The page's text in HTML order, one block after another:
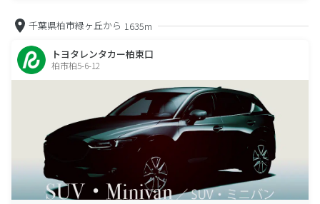
千葉県柏市緑ヶ丘から 1635m
トヨタレンタカー柏東口
柏市柏5-6-12